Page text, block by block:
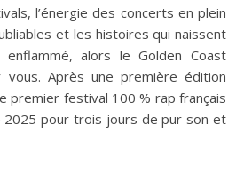
l’énergie des concerts en plein
et les histoires qui naissent
alors le Golden Coast
Après une première édition
premier festival 100 % rap français
pour trois jours de pur son et